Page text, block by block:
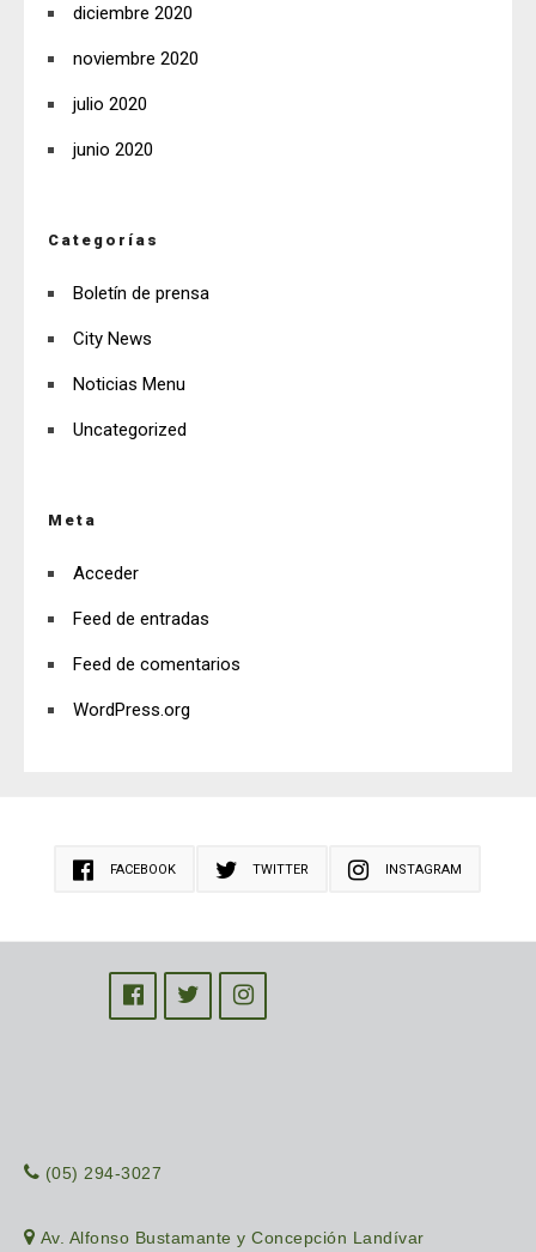
diciembre 2020
noviembre 2020
julio 2020
junio 2020
Categorías
Boletín de prensa
City News
Noticias Menu
Uncategorized
Meta
Acceder
Feed de entradas
Feed de comentarios
WordPress.org
FACEBOOK TWITTER INSTAGRAM
(05) 294-3027
Av. Alfonso Bustamante y Concepción Landívar